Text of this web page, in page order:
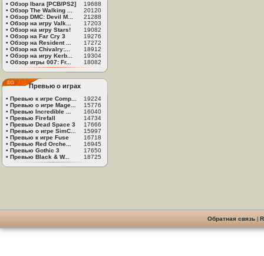
• Обзор Ibara [PCB/PS2]
19688
• Обзор The Walking ...
20120
• Обзор DMC: Devil M...
21288
• Обзор на игру Valk...
17203
• Обзор на игру Stars!
19082
• Обзор на Far Cry 3
19276
• Обзор на Resident ...
17272
• Обзор на Chivalry:...
18912
• Обзор на игру Kerb...
19304
• Обзор игры 007: Fr... 18082
Превью о играх
• Превью к игре Comp...
19224
• Превью о игре Mage...
15776
• Превью Incredible ...
16040
• Превью Firefall
14734
• Превью Dead Space 3
17666
• Превью о игре SimC...
15997
• Превью к игре Fuse
16718
• Превью Red Orche...
16945
• Превью Gothic 3
17650
• Превью Black & W... 18725
Обратная связь